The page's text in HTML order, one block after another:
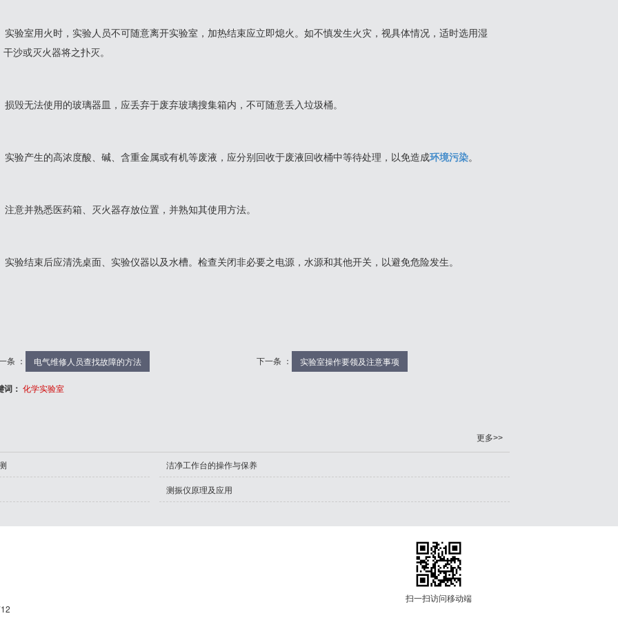
实验室用火时，实验人员不可随意离开实验室，加热结束应立即熄火。如不慎发生火灾，视具体情况，适时选用湿
沙或灭火器将之扑灭。
损毁无法使用的玻璃器皿，应丢弃于废弃玻璃搜集箱内，不可随意丢入垃圾桶。
实验产生的高浓度酸、碱、含重金属或有机等废液，应分别回收于废液回收桶中等待处理，以免造成环境污染。
注意并熟悉医药箱、灭火器存放位置，并熟知其使用方法。
实验结束后应清洗桌面、实验仪器以及水槽。检查关闭非必要之电源，水源和其他开关，以避免危险发生。
条 ： 电气维修人员查找故障的方法 下一条 ： 实验室操作要领及注意事项
词： 化学实验室
更多>>
洁净工作台的操作与保养
测振仪原理及应用
扫一扫访问移动端